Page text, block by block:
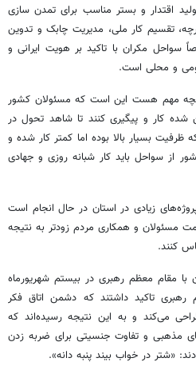
اقتدار و بستر مناسب برای تمدن سازی
تقسیم کار ملی، مدیریت چابک و تدوین
مکران با تاکید بر هویت ایرانی و
و محلی است.
مهم هست این است که مسئولان کشور
شده کار و پیگیری کنند تا شاهد تحول در
بسیار بالا بوده اما کمتر کار شده و
از سواحل باید کار شبانه روزی و جهادی
زیادی در استان در حال انجام است
مسئولان و همکاری مردم زودتر به نتیجه
کنند.
با مقام معظم رهبری در بیستم شهریورماه
تاکید داشتند که دشمن اتاق فکر
می‌کند و به این نتیجه رسیده‌اند که
مذهبی و تفاوت جنسیتی برای ضربه زدن
«شتر در خواب بیند پنبه دانه».